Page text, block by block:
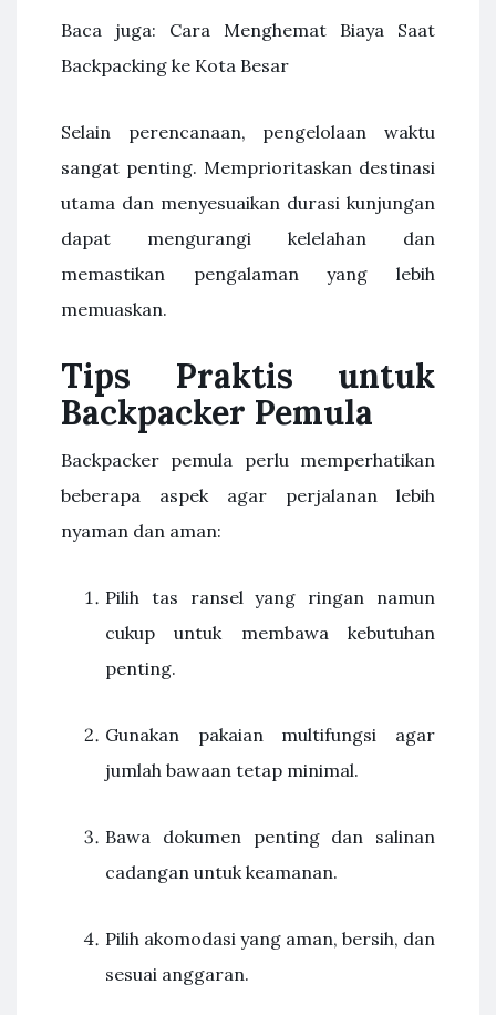
Baca juga: Cara Menghemat Biaya Saat
Backpacking ke Kota Besar
Selain perencanaan, pengelolaan waktu
sangat penting. Memprioritaskan destinasi
utama dan menyesuaikan durasi kunjungan
dapat mengurangi kelelahan dan
memastikan pengalaman yang lebih
memuaskan.
Tips Praktis untuk
Backpacker Pemula
Backpacker pemula perlu memperhatikan
beberapa aspek agar perjalanan lebih
nyaman dan aman:
Pilih tas ransel yang ringan namun
cukup untuk membawa kebutuhan
penting.
Gunakan pakaian multifungsi agar
jumlah bawaan tetap minimal.
Bawa dokumen penting dan salinan
cadangan untuk keamanan.
Pilih akomodasi yang aman, bersih, dan
sesuai anggaran.